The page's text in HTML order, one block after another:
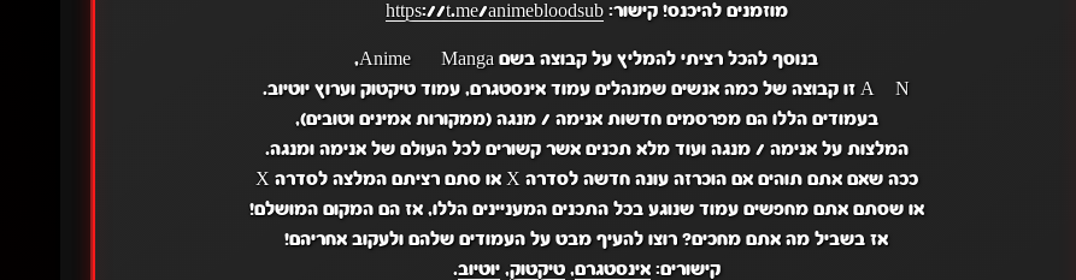
מוזמנים להיכנס! קישור:https://t.me/animebloodsub
בנוסף להכל רציתי להמליץ על קבוצה בשם Anime & Manga,
A&N זו קבוצה של כמה אנשים שמנהלים עמוד אינסטגרם, עמוד טיקטוק וערוץ יוטיוב.
בעמודים הללו הם מפרסמים חדשות אנימה / מנגה (ממקורות אמינים וטובים),
המלצות על אנימה / מנגה ועוד מלא תכנים אשר קשורים לכל העולם של אנימה ומנגה.
ככה שאם אתם תוהים אם הוכרזה עונה חדשה לסדרה X או סתם רציתם המלצה לסדרה X
או שסתם אתם מחפשים עמוד שנוגע בכל התכנים המעניינים הללו, אז הם המקום המושלם!
אז בשביל מה אתם מחכים? רוצו להעיף מבט על העמודים שלהם ולעקוב אחריהם!
קישורים:אינסטגרם,טיקטוק,יוטיוב.